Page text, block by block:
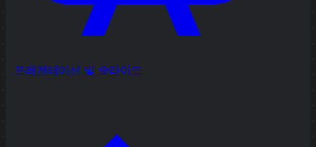
프레젠테이션 및 슬라이드